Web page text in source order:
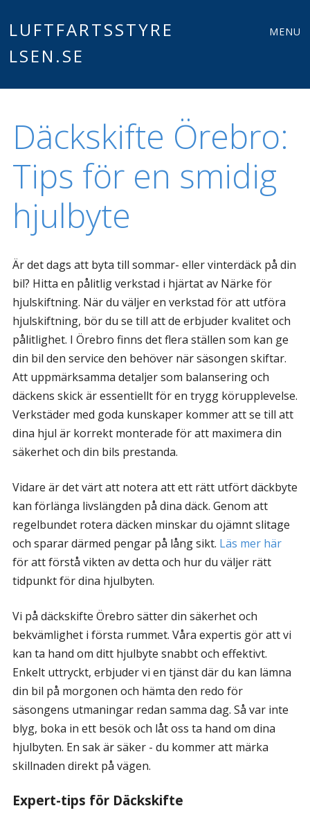
LUFTFARTSSTYRE
LSEN.SE
MENU
Däckskifte Örebro:
Tips för en smidig
hjulbyte
Är det dags att byta till sommar- eller vinterdäck på din
bil? Hitta en pålitlig verkstad i hjärtat av Närke för
hjulskiftning. När du väljer en verkstad för att utföra
hjulskiftning, bör du se till att de erbjuder kvalitet och
pålitlighet. I Örebro finns det flera ställen som kan ge
din bil den service den behöver när säsongen skiftar.
Att uppmärksamma detaljer som balansering och
däckens skick är essentiellt för en trygg körupplevelse.
Verkstäder med goda kunskaper kommer att se till att
dina hjul är korrekt monterade för att maximera din
säkerhet och din bils prestanda.
Vidare är det värt att notera att ett rätt utfört däckbyte
kan förlänga livslängden på dina däck. Genom att
regelbundet rotera däcken minskar du ojämnt slitage
och sparar därmed pengar på lång sikt. Läs mer här
för att förstå vikten av detta och hur du väljer rätt
tidpunkt för dina hjulbyten.
Vi på däckskifte Örebro sätter din säkerhet och
bekvämlighet i första rummet. Våra expertis gör att vi
kan ta hand om ditt hjulbyte snabbt och effektivt.
Enkelt uttryckt, erbjuder vi en tjänst där du kan lämna
din bil på morgonen och hämta den redo för
säsongens utmaningar redan samma dag. Så var inte
blyg, boka in ett besök och låt oss ta hand om dina
hjulbyten. En sak är säker - du kommer att märka
skillnaden direkt på vägen.
Expert-tips för Däckskifte